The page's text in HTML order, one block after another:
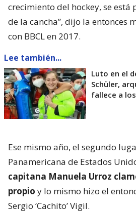
crecimiento del hockey, se
de la cancha”, dijo la entonces
con BBCL en 2017.
Lee también...
Luto en el
Schüler,
fallece a
Ese mismo año, el segundo
Panamericana de Estados
capitana Manuela Urroz
propio y lo mismo hizo el
Sergio ‘Cachito’ Vigil.